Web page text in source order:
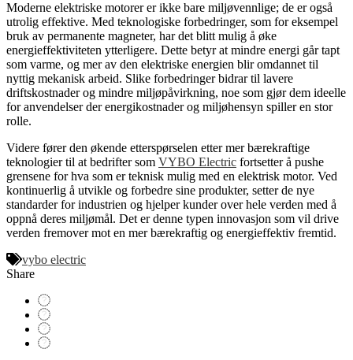
Moderne elektriske motorer er ikke bare miljøvennlige; de er også
utrolig effektive. Med teknologiske forbedringer, som for eksempel
bruk av permanente magneter, har det blitt mulig å øke
energieffektiviteten ytterligere. Dette betyr at mindre energi går tapt
som varme, og mer av den elektriske energien blir omdannet til
nyttig mekanisk arbeid. Slike forbedringer bidrar til lavere
driftskostnader og mindre miljøpåvirkning, noe som gjør dem ideelle
for anvendelser der energikostnader og miljøhensyn spiller en stor
rolle.
Videre fører den økende etterspørselen etter mer bærekraftige
teknologier til at bedrifter som VYBO Electric fortsetter å pushe
grensene for hva som er teknisk mulig med en elektrisk motor. Ved
kontinuerlig å utvikle og forbedre sine produkter, setter de nye
standarder for industrien og hjelper kunder over hele verden med å
oppnå deres miljømål. Det er denne typen innovasjon som vil drive
verden fremover mot en mer bærekraftig og energieffektiv fremtid.
vybo electric
Share